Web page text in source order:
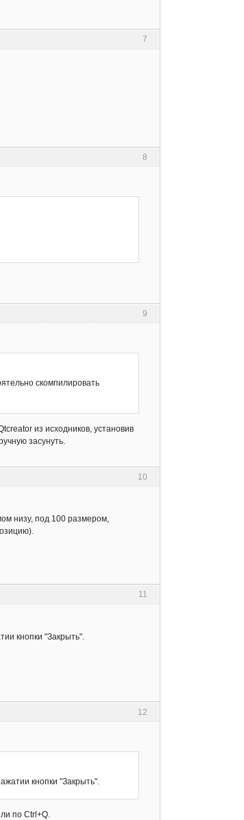
7
8
9
скомпилировать
из исходников, установив
засунуть.
10
низу, под 100 размером,
11
кнопки "Закрыть".
12
кнопки "Закрыть".
по Ctrl+Q.